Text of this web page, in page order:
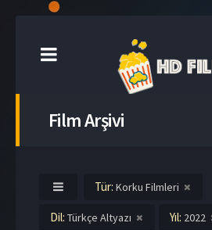
Film Arşivi
Tür: Korku Filmleri
Dil: Türkçe Altyazı Yıl: 2022